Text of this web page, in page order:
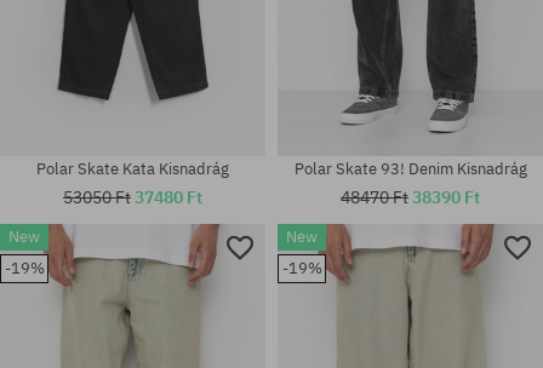
Elérhető méretek:
28X32; 30X30; 30X32; 32X30;
32X32; 34X34
Elérhető méretek:
Polar Skate Kata Kisnadrág
53050 Ft37480 Ft
Polar Skate 93! Denim Kisnadrág
48470 Ft38390 Ft
New
-19%
New
-19%